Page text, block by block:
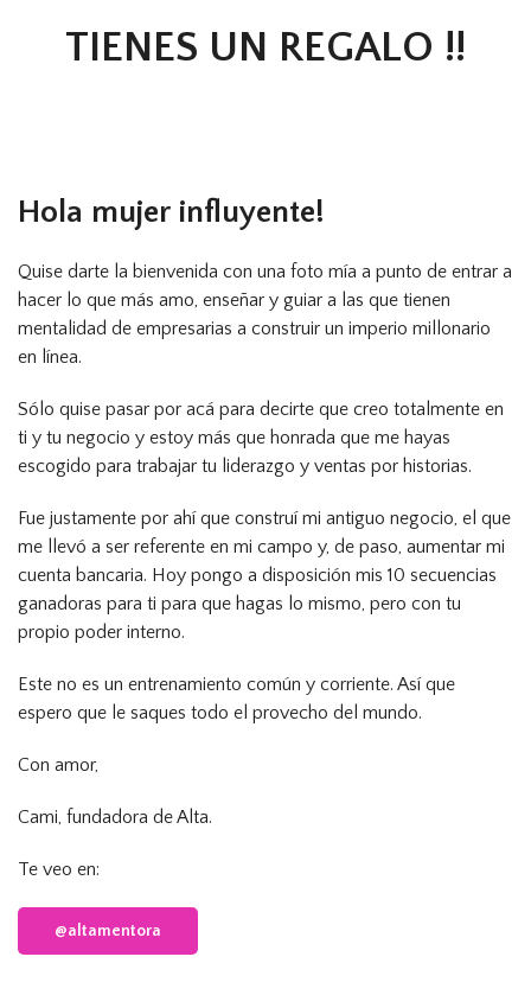
TIENES UN REGALO !!
Hola mujer influyente!
Quise darte la bienvenida con una foto mía a punto de entrar a
hacer lo que más amo, enseñar y guiar a las que tienen
mentalidad de empresarias a construir un imperio millonario
en línea.
Sólo quise pasar por acá para decirte que creo totalmente en
ti y tu negocio y estoy más que honrada que me hayas
escogido para trabajar tu liderazgo y ventas por historias.
Fue justamente por ahí que construí mi antiguo negocio, el que
me llevó a ser referente en mi campo y, de paso, aumentar mi
cuenta bancaria. Hoy pongo a disposición mis 10 secuencias
ganadoras para ti para que hagas lo mismo, pero con tu
propio poder interno.
Este no es un entrenamiento común y corriente. Así que
espero que le saques todo el provecho del mundo.
Con amor,
Cami, fundadora de Alta.
Te veo en:
@altamentora